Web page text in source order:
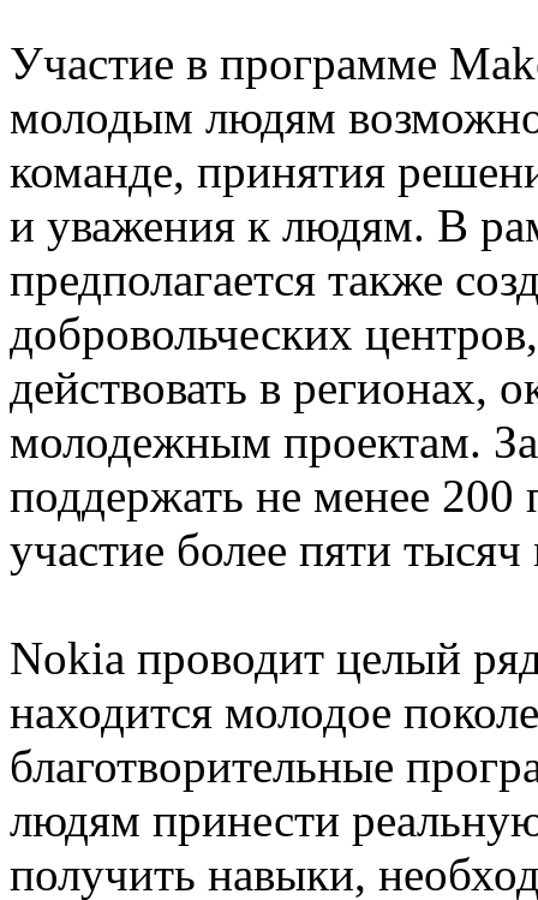
Участие в программе
молодым людям
команде, принятия
и уважения к людям. В
предполагается также
добровольческих
действовать в регионах,
молодежным проектам. За
поддержать не менее 200
участие более пяти
Nokia проводит целый
находится молодое
благотворительные
людям принести
получить навыки,